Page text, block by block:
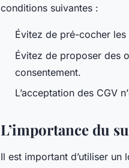
conditions suivantes :
Évitez de pré-cocher
Évitez de proposer des
consentement.
L’acceptation des CGV
L’importance du
Il est important d’utiliser